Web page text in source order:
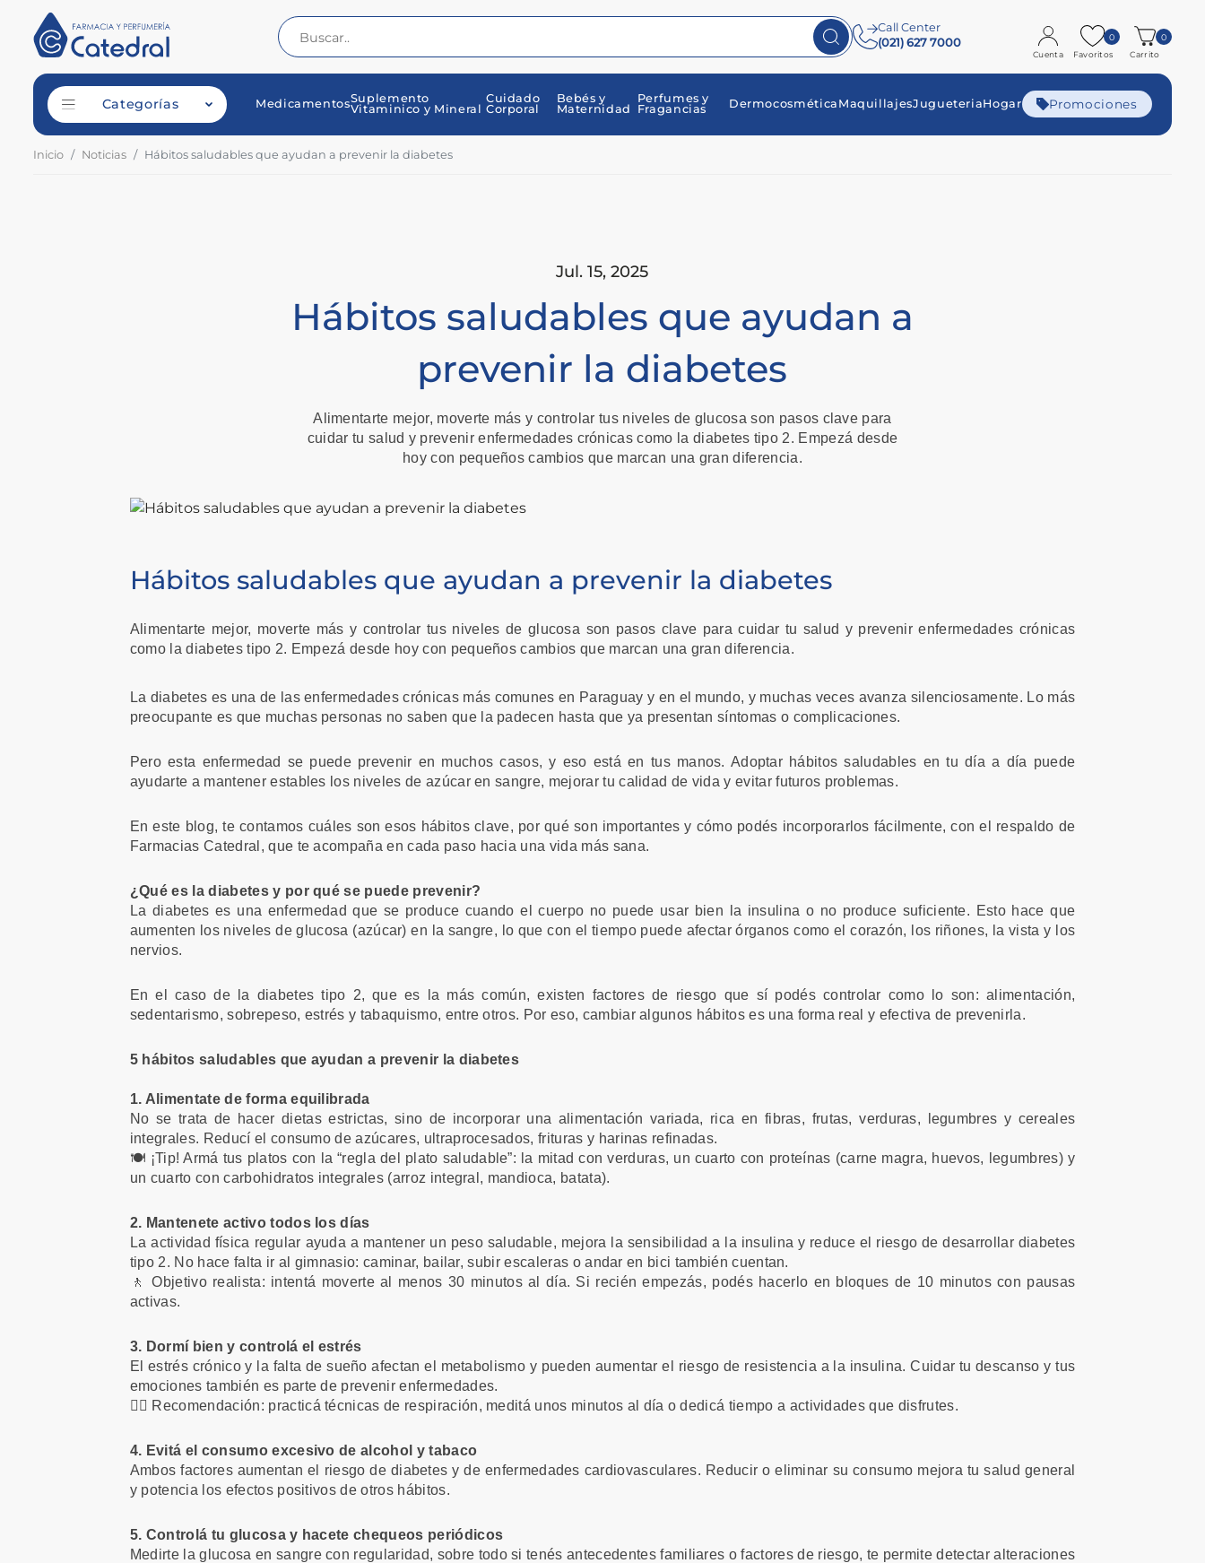
Call Center
(021) 627 7000
Cuenta Favoritos
0
Carrito
0
Categorías MedicamentosSuplemento
Vitaminico y Mineral
Cuidado
Corporal
Bebés y
Maternidad
Perfumes y
Fragancias
Dermocosmética MaquillajesJugueteriaHogar Promociones
Inicio Noticias Hábitos saludables que ayudan a prevenir la diabetes
Jul. 15, 2025
Hábitos saludables que ayudan a
prevenir la diabetes
Alimentarte mejor, moverte más y controlar tus niveles de glucosa son pasos clave para
cuidar tu salud y prevenir enfermedades crónicas como la diabetes tipo 2. Empezá desde
hoy con pequeños cambios que marcan una gran diferencia.
Hábitos saludables que ayudan a prevenir la diabetes
Alimentarte mejor, moverte más y controlar tus niveles de glucosa son pasos clave para cuidar tu salud y prevenir enfermedades crónicas
como la diabetes tipo 2. Empezá desde hoy con pequeños cambios que marcan una gran diferencia.
La diabetes es una de las enfermedades crónicas más comunes en Paraguay y en el mundo, y muchas veces avanza silenciosamente. Lo más
preocupante es que muchas personas no saben que la padecen hasta que ya presentan síntomas o complicaciones.
Pero esta enfermedad se puede prevenir en muchos casos, y eso está en tus manos. Adoptar hábitos saludables en tu día a día puede
ayudarte a mantener estables los niveles de azúcar en sangre, mejorar tu calidad de vida y evitar futuros problemas.
En este blog, te contamos cuáles son esos hábitos clave, por qué son importantes y cómo podés incorporarlos fácilmente, con el respaldo de
Farmacias Catedral, que te acompaña en cada paso hacia una vida más sana.
¿Qué es la diabetes y por qué se puede prevenir?
La diabetes es una enfermedad que se produce cuando el cuerpo no puede usar bien la insulina o no produce suficiente. Esto hace que
aumenten los niveles de glucosa (azúcar) en la sangre, lo que con el tiempo puede afectar órganos como el corazón, los riñones, la vista y los
nervios.
En el caso de la diabetes tipo 2, que es la más común, existen factores de riesgo que sí podés controlar como lo son: alimentación,
sedentarismo, sobrepeso, estrés y tabaquismo, entre otros. Por eso, cambiar algunos hábitos es una forma real y efectiva de prevenirla.
5 hábitos saludables que ayudan a prevenir la diabetes
1. Alimentate de forma equilibrada
No se trata de hacer dietas estrictas, sino de incorporar una alimentación variada, rica en fibras, frutas, verduras, legumbres y cereales
integrales. Reducí el consumo de azúcares, ultraprocesados, frituras y harinas refinadas.
🍽️ ¡Tip! Armá tus platos con la “regla del plato saludable”: la mitad con verduras, un cuarto con proteínas (carne magra, huevos, legumbres) y
un cuarto con carbohidratos integrales (arroz integral, mandioca, batata).
2. Mantenete activo todos los días
La actividad física regular ayuda a mantener un peso saludable, mejora la sensibilidad a la insulina y reduce el riesgo de desarrollar diabetes
tipo 2. No hace falta ir al gimnasio: caminar, bailar, subir escaleras o andar en bici también cuentan.
🚶 Objetivo realista: intentá moverte al menos 30 minutos al día. Si recién empezás, podés hacerlo en bloques de 10 minutos con pausas
activas.
3. Dormí bien y controlá el estrés
El estrés crónico y la falta de sueño afectan el metabolismo y pueden aumentar el riesgo de resistencia a la insulina. Cuidar tu descanso y tus
emociones también es parte de prevenir enfermedades.
🧘‍♀️ Recomendación: practicá técnicas de respiración, meditá unos minutos al día o dedicá tiempo a actividades que disfrutes.
4. Evitá el consumo excesivo de alcohol y tabaco
Ambos factores aumentan el riesgo de diabetes y de enfermedades cardiovasculares. Reducir o eliminar su consumo mejora tu salud general
y potencia los efectos positivos de otros hábitos.
5. Controlá tu glucosa y hacete chequeos periódicos
Medirte la glucosa en sangre con regularidad, sobre todo si tenés antecedentes familiares o factores de riesgo, te permite detectar alteraciones